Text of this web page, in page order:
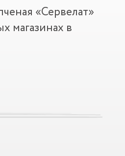
«Сервелат»
магазинах в